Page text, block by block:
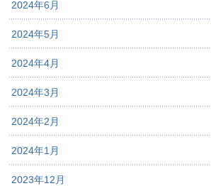
2024年6月
2024年5月
2024年4月
2024年3月
2024年2月
2024年1月
2023年12月